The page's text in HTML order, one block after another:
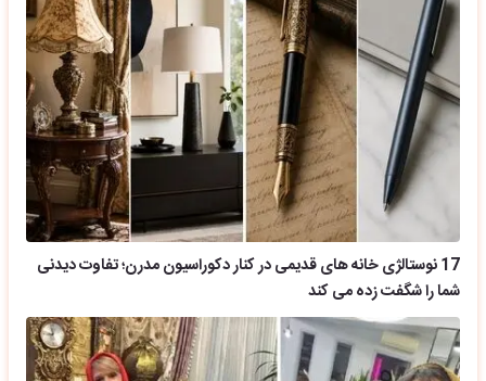
17 نوستالژی خانه های قدیمی در کنار دکوراسیون مدرن؛ تفاوت دیدنی
شما را شگفت زده می کند